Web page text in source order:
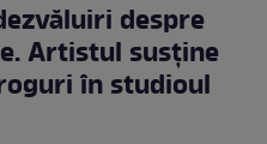
despre
Artistul susține
în studioul